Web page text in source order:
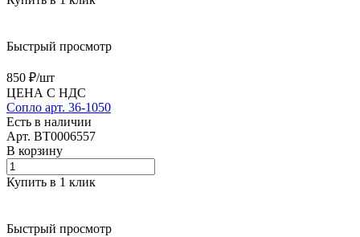
Быстрый просмотр
850 ₽/шт
ЦЕНА С НДС
Сопло арт. 36-1050
Есть в наличии
Арт. BT0006557
В корзину
Купить в 1 клик
Быстрый просмотр